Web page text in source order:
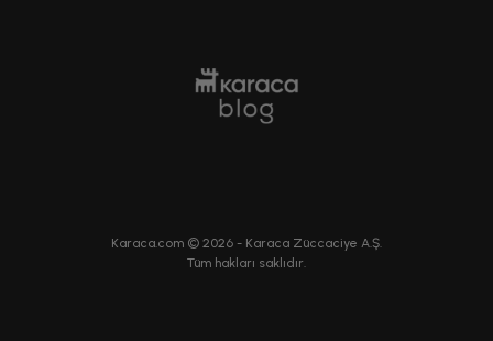
Karaca.com © 2026 - Karaca Züccaciye A.Ş.
Tüm hakları saklıdır.